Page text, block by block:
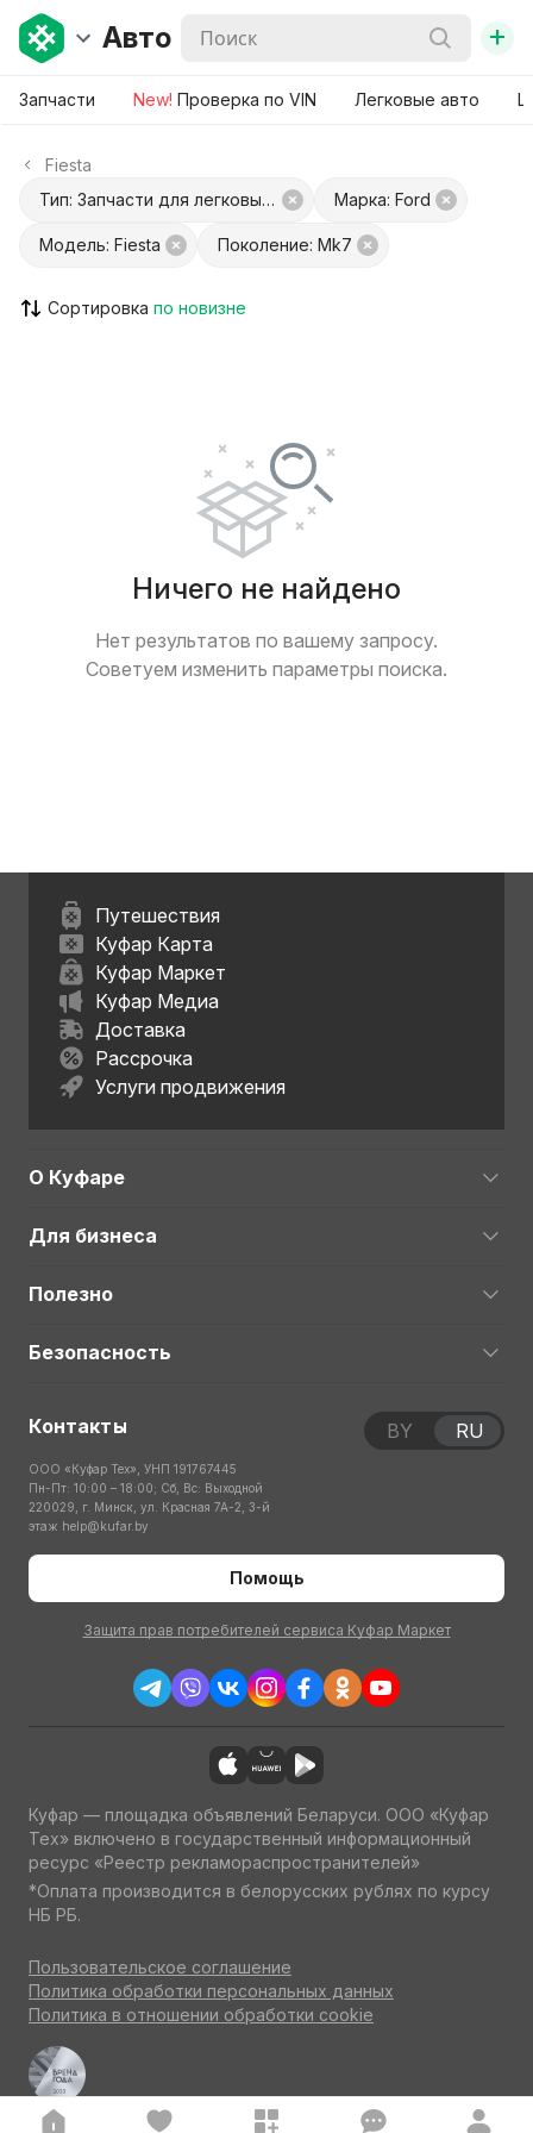
Авто +
Запчасти New! Проверка по VIN Легковые авто
Fiesta
Тип: Запчасти для легковых авто
Марка: Ford
Модель: Fiesta Поколение: Mk7
Сортировка
Ничего не найдено
Нет результатов по вашему запросу.
Советуем изменить параметры поиска.
Путешествия
Куфар Карта
Куфар Маркет
Куфар Медиа
Доставка
Рассрочка
Услуги продвижения
О Куфаре
Для бизнеса
Полезно
Безопасность
Контакты
ООО «Куфар Тех», УНП 191767445
Пн-Пт: 10:00 – 18:00; Сб, Вс: Выходной
220029, г. Минск, ул. Красная 7А-2, 3-й
этаж help@kufar.by
Помощь
Защита прав потребителей сервиса Куфар Маркет
BY RU
Куфар — площадка объявлений Беларуси. ООО «Куфар
Тех» включено в государственный информационный
ресурс «Реестр рекламораспространителей»
*Оплата производится в белорусских рублях по курсу
НБ РБ.
Пользовательское соглашение
Политика обработки персональных данных
Политика в отношении обработки cookie
Куфар Авто — одна из ведущих площадок об авто
по итогам потребительского голосования на конкурсе